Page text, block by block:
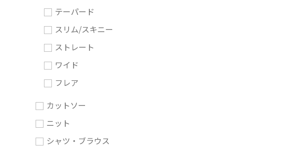
テーパード
スリム/スキニー
ストレート
ワイド
フレア
カットソー
ニット
シャツ・ブラウス